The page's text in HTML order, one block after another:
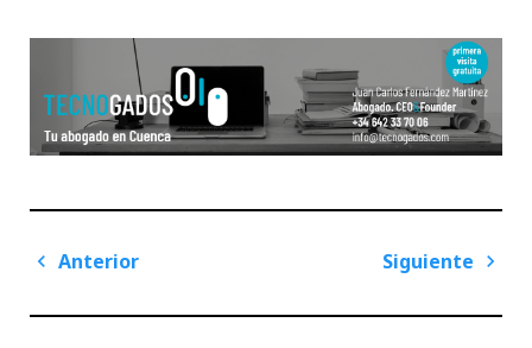
Navegación
entradas
Anterior
Siguiente